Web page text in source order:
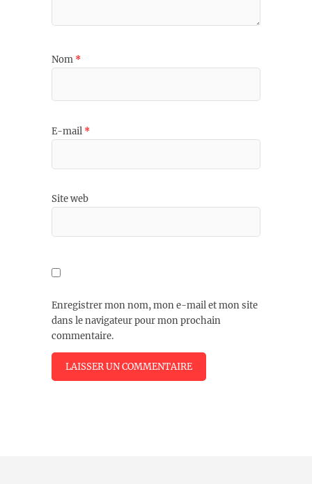
Nom *
E-mail *
Site web
Enregistrer mon nom, mon e-mail et mon site
dans le navigateur pour mon prochain
commentaire.